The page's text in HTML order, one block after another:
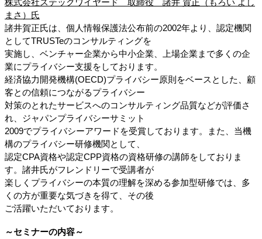
株式会社ステックワイヤード　取締役 諸井 賀正（もろい よし
まさ）氏
諸井賀正氏は、個人情報保護法公布前の2002年より、認定機関
としてTRUSTeのコンサルティングを
実施し、ベンチャー企業から中小企業、上場企業まで多くの企
業にプライバシー支援をしております。
経済協力開発機構(OECD)プライバシー原則をベースとした、顧
客との信頼につながるプライバシー
対策のとれたサービスへのコンサルティング品質などが評価さ
れ、ジャパンプライバシーサミット
2009でプライバシーアワードを受賞しております。また、当機
構のプライバシー研修機関として、
認定CPA資格や認定CPP資格の資格研修の講師をしておりま
す。諸井氏がフレンドリーで受講者が
楽しくプライバシーの本質の理解を深める参加型研修では、多
くの方が重要な気づきを得て、その後
ご活躍いただいております。
～セミナーの内容～